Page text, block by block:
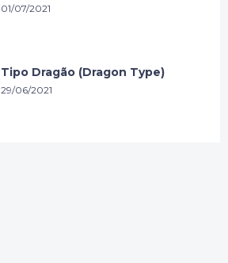
01/07/2021
Tipo Dragão (Dragon Type)
29/06/2021